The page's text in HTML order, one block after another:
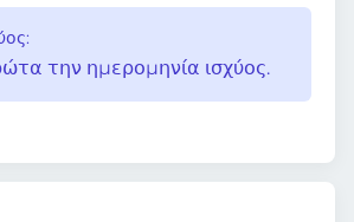
την ημερομηνία ισχύος.